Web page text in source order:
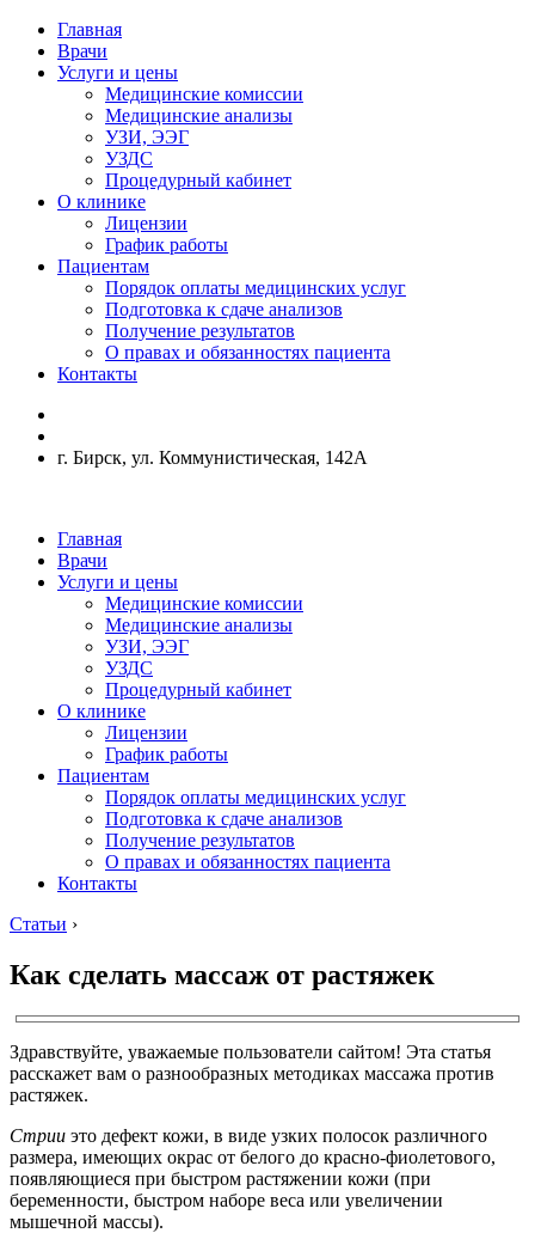
Главная
Врачи
Услуги и цены
Медицинские комиссии
Медицинские анализы
УЗИ, ЭЭГ
УЗДС
Процедурный кабинет
О клинике
Лицензии
График работы
Пациентам
Порядок оплаты медицинских услуг
Подготовка к сдаче анализов
Получение результатов
О правах и обязанностях пациента
Контакты
г. Бирск, ул. Коммунистическая, 142А
Главная
Врачи
Услуги и цены
Медицинские комиссии
Медицинские анализы
УЗИ, ЭЭГ
УЗДС
Процедурный кабинет
О клинике
Лицензии
График работы
Пациентам
Порядок оплаты медицинских услуг
Подготовка к сдаче анализов
Получение результатов
О правах и обязанностях пациента
Контакты
Статьи ›
Как сделать массаж от растяжек
Здравствуйте, уважаемые пользователи сайтом! Эта статья
расскажет вам о разнообразных методиках массажа против
растяжек.
Стрии это дефект кожи, в виде узких полосок различного
размера, имеющих окрас от белого до красно-фиолетового,
появляющиеся при быстром растяжении кожи (при
беременности, быстром наборе веса или увеличении
мышечной массы).